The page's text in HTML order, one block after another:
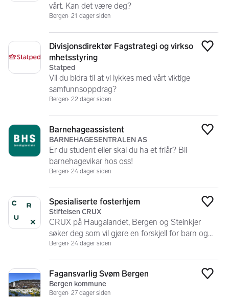
vårt. Kan det være deg?
Bergen 21 dager siden
Divisjonsdirektør Fagstrategi og virkso
mhetsstyring
Statped
Vil du bidra til at vi lykkes med vårt viktige
samfunnsoppdrag?
Bergen 22 dager siden
Barnehageassistent
BARNEHAGESENTRALEN AS
Er du student eller skal du ha et friår? Bli
barnehagevikar hos oss!
Bergen 24 dager siden
Spesialiserte fosterhjem
Stiftelsen CRUX
CRUX på Haugalandet, Bergen og Steinkjer
søker deg som vil gjøre en forskjell for barn og
unge
Bergen 24 dager siden
Fagansvarlig Svøm Bergen
Bergen kommune
Bergen 27 dager siden